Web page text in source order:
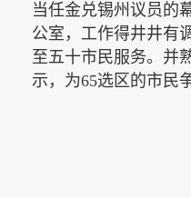
当任金兑锡州议员的
公室，工作得井井有
至五十市民服务。并
示，为65选区的市民